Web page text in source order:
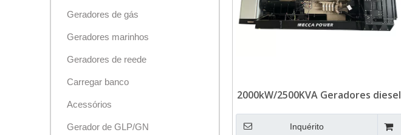
Geradores de gás
Geradores marinhos
Geradores de reede
Carregar banco
Acessórios
Gerador de GLP/GN
2000kW/2500KVA Geradores diesel
Cummins do Reino Unido para o
Data Center
Inquérito